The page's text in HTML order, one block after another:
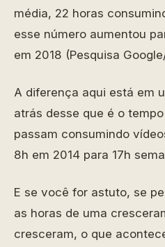
média, 22 horas
esse número aumentou
em 2018 (Pesquisa
A diferença aqui está em
atrás desse que é o
passam consumindo
8h em 2014 para 17h
E se você for astuto, se
as horas de uma
cresceram, o que